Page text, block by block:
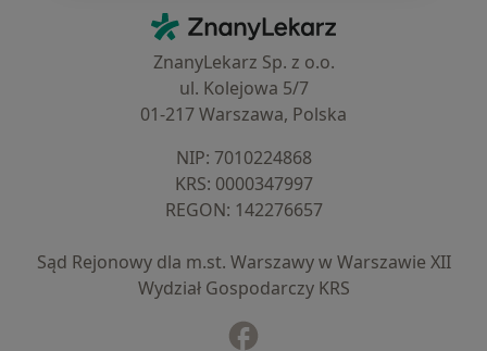
ZnanyLekarz - Strona główna
ZnanyLekarz Sp. z o.o.
ul. Kolejowa 5/7
01-217 Warszawa, Polska
NIP: ⁠7010224868
KRS: ⁠0000347997
REGON: ⁠142276657
Sąd Rejonowy dla m.st. Warszawy w Warszawie XII
Wydział Gospodarczy KRS